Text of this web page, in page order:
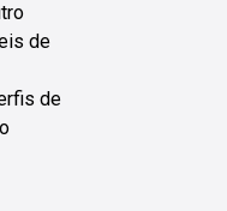
de
de